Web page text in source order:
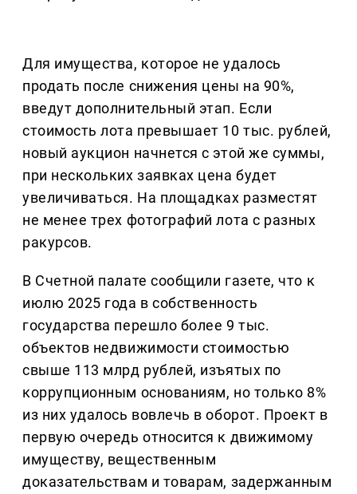
Для имущества, которое не удалось
продать после снижения цены на 90%,
введут дополнительный этап. Если
стоимость лота превышает 10 тыс. рублей,
новый аукцион начнется с этой же суммы,
при нескольких заявках цена будет
увеличиваться. На площадках разместят
не менее трех фотографий лота с разных
ракурсов.
В Счетной палате сообщили газете, что к
июлю 2025 года в собственность
государства перешло более 9 тыс.
объектов недвижимости стоимостью
свыше 113 млрд рублей, изъятых по
коррупционным основаниям, но только 8%
из них удалось вовлечь в оборот. Проект в
первую очередь относится к движимому
имуществу, вещественным
доказательствам и товарам, задержанным